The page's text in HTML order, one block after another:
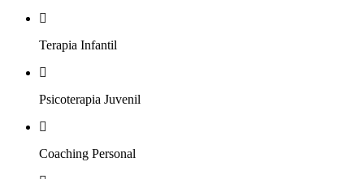
Terapia Infantil
Psicoterapia Juvenil
Coaching Personal